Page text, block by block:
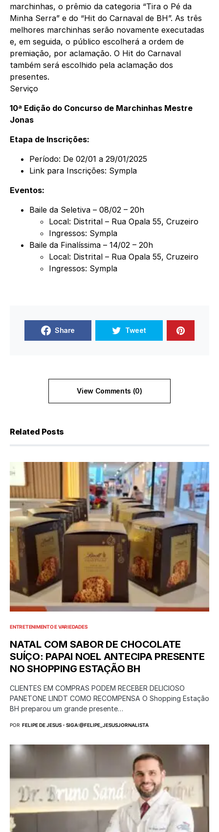
marchinhas, o prêmio da categoria “Tira o Pé da
Minha Serra” e do “Hit do Carnaval de BH”. As três
melhores marchinhas serão novamente executadas
e, em seguida, o público escolherá a ordem de
premiação, por aclamação. O Hit do Carnaval
também será escolhido pela aclamação dos
presentes.
Serviço
10ª Edição do Concurso de Marchinhas Mestre
Jonas
Etapa de Inscrições:
Período: De 02/01 a 29/01/2025
Link para Inscrições: Sympla
Eventos:
Baile da Seletiva – 08/02 – 20h
Local: Distrital – Rua Opala 55, Cruzeiro
Ingressos: Sympla
Baile da Finalíssima – 14/02 – 20h
Local: Distrital – Rua Opala 55, Cruzeiro
Ingressos: Sympla
Share Tweet
View Comments (0)
Related Posts
ENTRETENIMENTO E VARIEDADES
NATAL COM SABOR DE CHOCOLATE
SUÍÇO: PAPAI NOEL ANTECIPA PRESENTE
NO SHOPPING ESTAÇÃO BH
CLIENTES EM COMPRAS PODEM RECEBER DELICIOSO
PANETONE LINDT COMO RECOMPENSA O Shopping Estação
BH preparou um grande presente…
POR FELIPE DE JESUS - SIGA:@FELIPE_JESUSJORNALISTA